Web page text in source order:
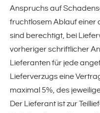
Anspruchs auf
fruchtlosem Ablauf einer
sind berechtigt, bei
vorheriger schriftlicher
Lieferanten für jede
Lieferverzugs eine
maximal 5%, des
Der Lieferant ist zur